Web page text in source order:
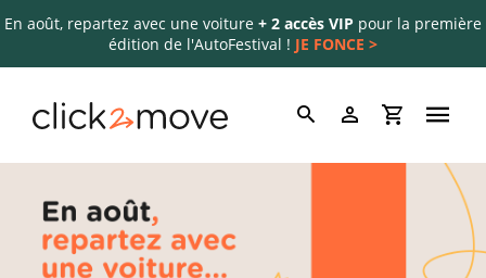
En août, repartez avec une voiture + 2 accès VIP pour la première
édition de l'AutoFestival ! JE FONCE >